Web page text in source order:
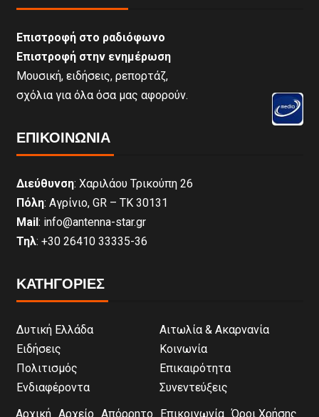
Επιστροφή στο ραδιόφωνο
Επιστροφή στην ενημέρωση
Μουσική, ειδήσεις, ρεπορτάζ,
σχόλια για όλα όσα μας αφορούν.
ΕΠΙΚΟΙΝΩΝΊΑ
Διεύθυνση: Χαριλάου Τρικούπη 26
Πόλη: Αγρίνιο, GR – ΤΚ 30131
Mail: info@antenna-star.gr
Τηλ: +30 26410 33335-36
ΚΑΤΗΓΟΡΙΕΣ
Δυτική Ελλάδα
Αιτωλία & Ακαρνανία
Ειδήσεις
Κοινωνία
Πολιτισμός
Επικαιρότητα
Ενδιαφέροντα
Συνεντεύξεις
Αρχική Αρχείο Απόρρητο Επικοινωνία Όροι Χρήσης